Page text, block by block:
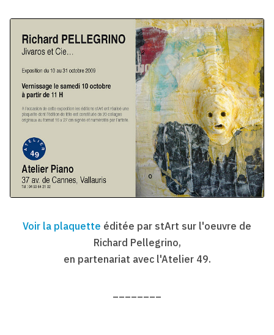
Voir la plaquette éditée par stArt sur l'oeuvre de
Richard Pellegrino,
en partenariat avec l'Atelier 49.